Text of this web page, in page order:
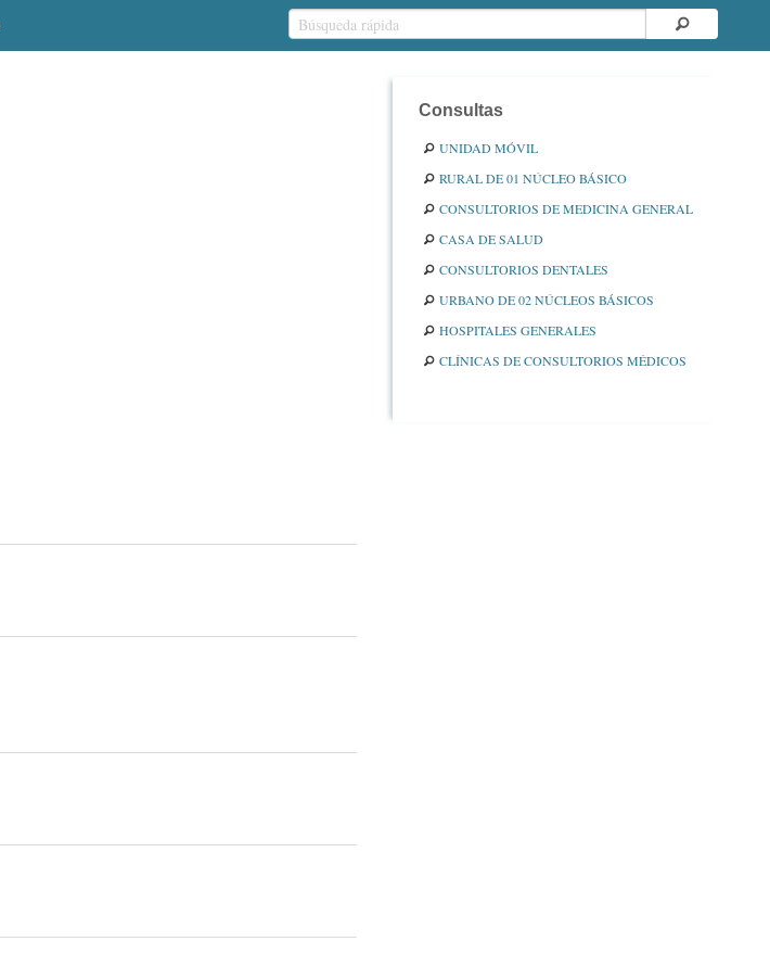
Consultas
UNIDAD MÓVIL
RURAL DE 01 NÚCLEO BÁSICO
CONSULTORIOS DE MEDICINA GENERAL
CASA DE SALUD
CONSULTORIOS DENTALES
URBANO DE 02 NÚCLEOS BÁSICOS
HOSPITALES GENERALES
CLÍNICAS DE CONSULTORIOS MÉDICOS